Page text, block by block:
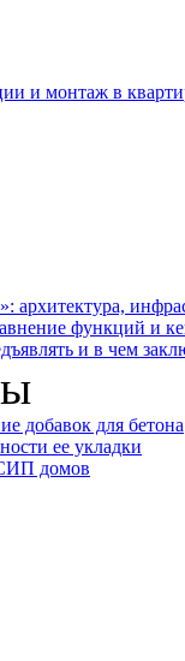
и монтаж в
функций и
и в чем
добавок для бетона
ее укладки
домов